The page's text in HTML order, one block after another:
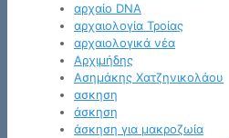
αρχαίο DNA
αρχαιολογία Τροίας
αρχαιολογικά νέα
Αρχιμήδης
Ασημάκης Χατζηνικολάου
ασκηση
άσκηση
άσκηση για μακροζωία